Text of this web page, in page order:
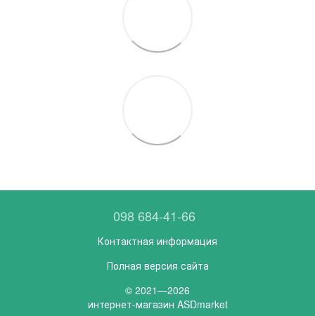
098 684-41-66
Контактная информация
Полная версия сайта
© 2021—2026
интернет-магазин ASDmarket